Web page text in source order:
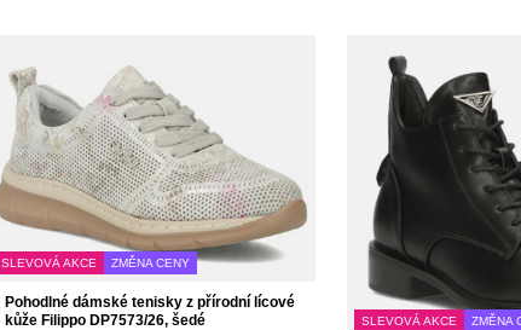
SLEVOVÁ AKCE ZMĚNA CENY
Pohodlné dámské tenisky z přírodní lícové
kůže Filippo DP7573/26, šedé
SLEVOVÁ AKCE ZMĚNA